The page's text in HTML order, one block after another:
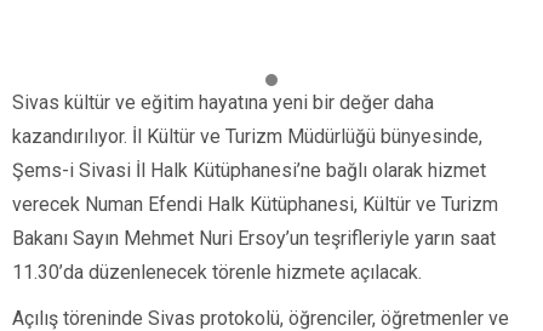
Sivas kültür ve eğitim hayatına yeni bir değer daha
kazandırılıyor. İl Kültür ve Turizm Müdürlüğü bünyesinde,
Şems-i Sivasi İl Halk Kütüphanesi’ne bağlı olarak hizmet
verecek Numan Efendi Halk Kütüphanesi, Kültür ve Turizm
Bakanı Sayın Mehmet Nuri Ersoy’un teşrifleriyle yarın saat
11.30’da düzenlenecek törenle hizmete açılacak.
Açılış töreninde Sivas protokolü, öğrenciler, öğretmenler ve